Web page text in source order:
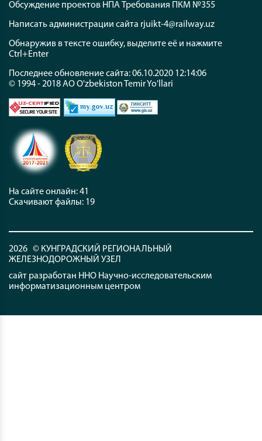
Обсуждение проектов НПАТребования ПКМ №355
Написать администрации сайта rjuikt-4@railway.uz
Обнаружив в тексте ошибку, выделите её и нажмите
Ctrl+Enter
Последнее обновление сайта: 06.10.2020 12:14:06
© 1994 - 2018 АО O'zbekiston Temir Yo'llari
На сайте онлайн: 41
Скачивают файлы: 12
2026 © КУНГРАДСКИЙ РЕГИОНАЛЬНЫЙ
ЖЕЛЕЗНОДОРОЖНЫЙ УЗЕЛ
сайт разработан ННО Научно-исследовательским
информатизационным центром